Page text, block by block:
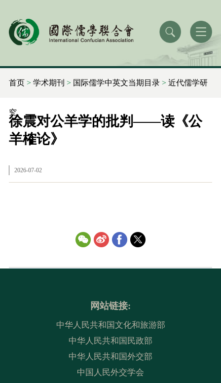
首页> 学术期刊 > 国际儒学中英文当期目录> 近代儒学研
究
徐震对公羊学的批判——读《公
羊榷论》
2026-07-02
网站链接:
中华人民共和国文化和旅游部
中华人民共和国民政部
中华人民共和国外交部
中国人民外交学会